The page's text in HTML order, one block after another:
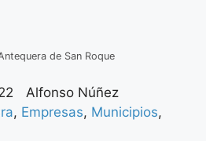
de San Roque
Alfonso Núñez
, Empresas, Municipios,